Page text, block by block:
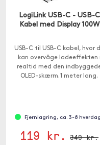
LogiLink USB-C - USB-C
Kabel med Display 100W
USB-C til USB-C kabel, hvor
kan overvåge ladeeffekten i
realtid med den
OLED-skærm. 1 meter lang.
Fjernlagring, ca. 3-8
119 kr. 349 kr.